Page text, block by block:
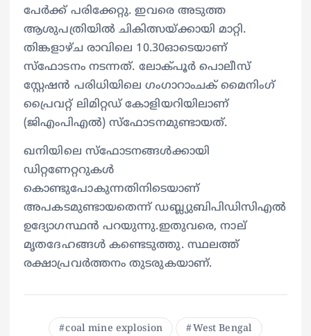
പേർക്ക് പരിക്കേറ്റു. ഇവരെ അടുത്ത
ആശുപത്രിയിൽ ചികിത്സയ്ക്കായി മാറ്റി.
തിങ്കളാഴ്ച രാവിലെ 10.30ഓടെയാണ്
സ്‌ഫോടനം നടന്നത്. ലോക്പൂർ പൊലീസ്
സ്റ്റേഷൻ പരിധിയിലെ ഗംഗാറാംചക് മൈനിംഗ്
പ്രൈവറ്റ് ലിമിറ്റഡ് കോളിയറിയിലാണ്
(ജിഎംപിഎൽ) സ്‌ഫോടനമുണ്ടായത്.
ഖനിയിലെ സ്‌ഫോടനങ്ങൾക്കായി
ഡിറ്റണേറ്ററുകൾ
കൊണ്ടുപോകുന്നതിനിടെയാണ്
അപകടമുണ്ടായതെന്ന് ഡബ്ല്യുബിപിഡിസിഎൽ
ഉദ്യോഗസ്ഥൻ പറയുന്നു.ഇതുവരെ, നാല്
മൃതദേഹങ്ങൾ കണ്ടെടുത്തു. സ്ഥലത്ത്
രക്ഷാപ്രവർത്തനം തുടരുകയാണ്.
coal mine explosion West Bengal